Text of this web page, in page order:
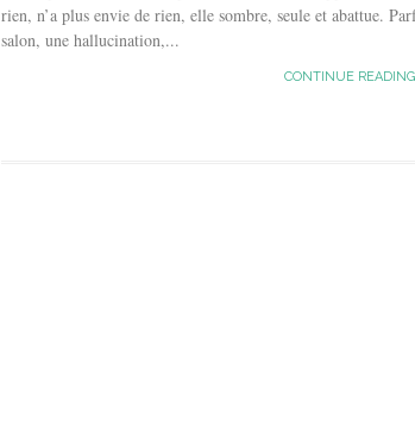
rien, n’a plus envie de rien, elle sombre, seule et abattue.
salon, une hallucination,...
CONTINUE